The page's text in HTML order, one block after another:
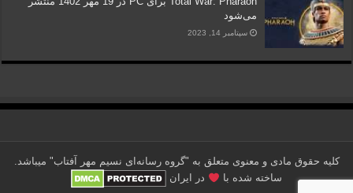
می‌شود
سپتامبر 14, 2023
کلیه حقوق مادی و معنوی متعلق به "گروه رسانه‌ای نسیم مهر آفتاب" می‎باشد.
ساخته شده با
در ایران